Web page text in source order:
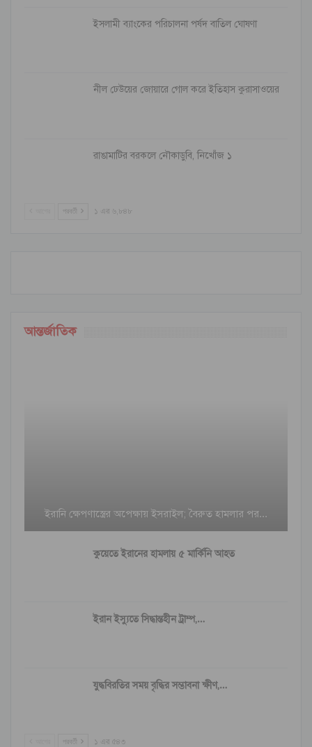
ইসলামী ব্যাংকের পরিচালনা পর্ষদ বাতিল ঘোষণা
নীল ঢেউয়ের জোয়ারে গোল করে ইতিহাস কুরাসাওয়ের
রাঙামাটির বরকলে নৌকাডুবি, নিখোঁজ ১
পরবর্তী ১ এর ৬,৮৪৮
আন্তর্জাতিক
ইরানি ক্ষেপণাস্ত্রের অপেক্ষায় ইসরাইল; বৈরুত হামলার পর…
কুয়েতে ইরানের হামলায় ৫ মার্কিনি আহত
ইরান ইস্যুতে সিদ্ধান্তহীন ট্রাম্প,…
যুদ্ধবিরতির সময় বৃদ্ধির সম্ভাবনা ক্ষীণ,…
পরবর্তী ১ এর ৫৪৩